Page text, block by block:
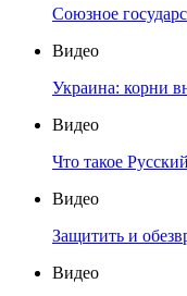
Союзное
Видео
Украина: корни
Видео
Что такое
Видео
Защитить и
Видео